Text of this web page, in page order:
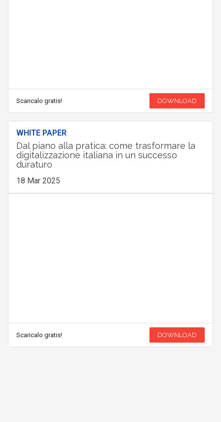
Scaricalo gratis! DOWNLOAD
WHITE PAPER
Dal piano alla pratica: come trasformare la
digitalizzazione italiana in un successo
duraturo
18 Mar 2025
Scaricalo gratis! DOWNLOAD